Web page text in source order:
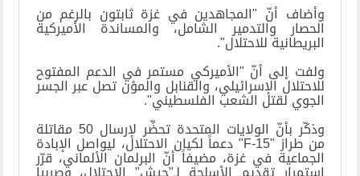
وأضاف أنّ "المجاهدين في غزة ثابتون بالرغم من
الحصار والتدمير الشامل، والمساندة الأميركية
البريطانية للاحتلال".
ولفت إلى أنّ "الأميركي مستمر في الدعم المفتوح
للاحتلال الإسرائيلي، والقنابل والمؤن تصل عبر الجسر
الجوي لقتل الشعب الفلسطيني".
وذكّر بأنّ الولايات المتحدة تحضِّر لإرسال 50 مقاتلة
من طراز "F-15" دعماً لكيان الاحتلال، ليواصل الإبادة
الجماعية في غزة، مضيفاً أنّ البرلمان الألماني، قرّر